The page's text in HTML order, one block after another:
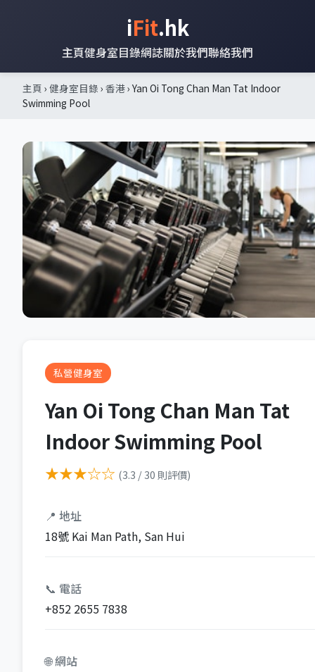
iFit.hk
主頁健身室目錄網誌關於我們聯絡我們
主頁 › 健身室目錄 › 香港› Yan Oi Tong Chan Man Tat Indoor
Swimming Pool
私營健身室
Yan Oi Tong Chan Man Tat
Indoor Swimming Pool
★★★☆☆ (3.3 / 30 則評價)
📍 地址
18號 Kai Man Path, San Hui
📞 電話
+852 2655 7838
🌐 網站